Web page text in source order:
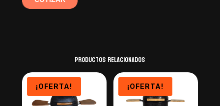
Productos relacionados
¡OFERTA! ¡OFERTA!